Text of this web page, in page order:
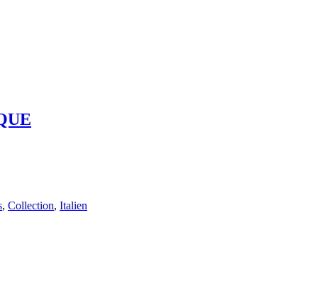
, Collection, Italien